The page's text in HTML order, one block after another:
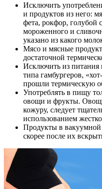
Исключить
и продуктов из него:
фета, рокфор, голубой
мороженного и
указано из какого
Мясо и мясные
достаточной
Исключить из питания
типа гамбургеров,
прошли термическую
Употреблять в пищу
овощи и фрукты.
кожуру, следует
использованием
Продукты в вакуумной
скорее после их